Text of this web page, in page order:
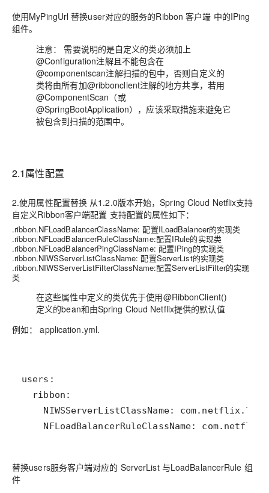
使用MyPingUrl 替换user对应的服务的Ribbon 客户端 中的IPing
组件。
注意： 需要说明的是自定义的类必须加上
@Configuration注解且不能包含在
@componentscan注解扫描的包中，否则自定义的
类将由所有加@ribbonclient注解的地方共享，若用
@ComponentScan（或
@SpringBootApplication），应该采取措施来避免它
被包含到扫描的范围中。
2.1属性配置
2.使用属性配置替换 从1.2.0版本开始，Spring Cloud Netflix支持
自定义Ribbon客户端配置 支持配置的属性如下：
.ribbon.NFLoadBalancerClassName: 配置ILoadBalancer的实现类
.ribbon.NFLoadBalancerRuleClassName:配置IRule的实现类
.ribbon.NFLoadBalancerPingClassName: 配置IPing的实现类
.ribbon.NIWSServerListClassName: 配置ServerList的实现类
.ribbon.NIWSServerListFilterClassName:配置ServerListFilter的实现
类
在这些属性中定义的类优先于使用@RibbonClient()
定义的bean和由Spring Cloud Netflix提供的默认值
例如： application.yml.
NFLoadBalancerRuleClassName:
替换users服务客户端对应的 ServerList 与LoadBalancerRule 组
件